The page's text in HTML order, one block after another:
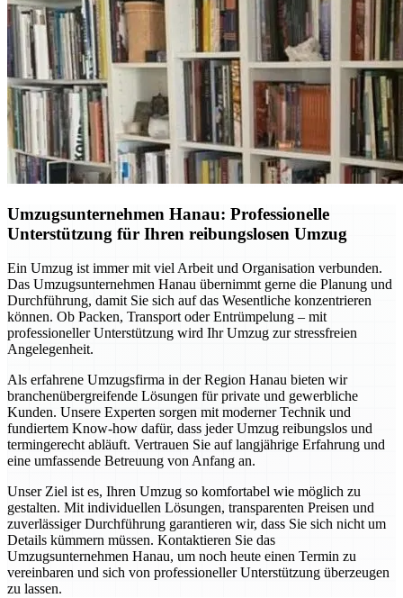
Umzugsunternehmen Hanau: Professionelle
Unterstützung für Ihren reibungslosen Umzug
Ein Umzug ist immer mit viel Arbeit und Organisation verbunden.
Das Umzugsunternehmen Hanau übernimmt gerne die Planung und
Durchführung, damit Sie sich auf das Wesentliche konzentrieren
können. Ob Packen, Transport oder Entrümpelung – mit
professioneller Unterstützung wird Ihr Umzug zur stressfreien
Angelegenheit.
Als erfahrene Umzugsfirma in der Region Hanau bieten wir
branchenübergreifende Lösungen für private und gewerbliche
Kunden. Unsere Experten sorgen mit moderner Technik und
fundiertem Know-how dafür, dass jeder Umzug reibungslos und
termingerecht abläuft. Vertrauen Sie auf langjährige Erfahrung und
eine umfassende Betreuung von Anfang an.
Unser Ziel ist es, Ihren Umzug so komfortabel wie möglich zu
gestalten. Mit individuellen Lösungen, transparenten Preisen und
zuverlässiger Durchführung garantieren wir, dass Sie sich nicht um
Details kümmern müssen. Kontaktieren Sie das
Umzugsunternehmen Hanau, um noch heute einen Termin zu
vereinbaren und sich von professioneller Unterstützung überzeugen
zu lassen.